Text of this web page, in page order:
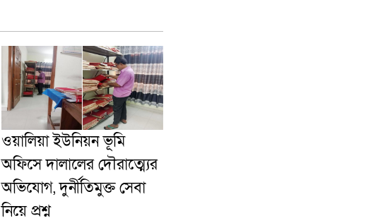
ওয়ালিয়া ইউনিয়ন ভূমি
অফিসে দালালের দৌরাত্ম্যের
অভিযোগ, দুর্নীতিমুক্ত সেবা
নিয়ে প্রশ্ন